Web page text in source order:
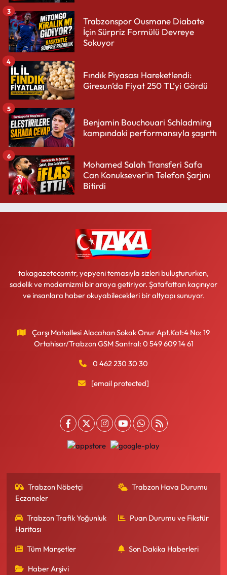
Trabzonspor Ousmane Diabate
İçin Sürpriz Formülü Devreye
Sokuyor
3
Fındık Piyasası Hareketlendi:
Giresun’da Fiyat 250 TL’yi Gördü
4
Benjamin Bouchouari Schladming
kampındaki performansıyla şaşırttı
5
Mohamed Salah Transferi Safa
Can Konuksever’in Telefon Şarjını
Bitirdi
6
takagazetecomtr, yepyeni temasıyla sizleri buluştururken,
sadelik ve modernizmi bir araya getiriyor. Şatafattan kaçınıyor
ve insanlara haber okuyabilecekleri bir altyapı sunuyor.
Çarşı Mahallesi Alacahan Sokak Onur Apt.Kat:4 No: 19
Ortahisar/Trabzon GSM Santral: 0 549 609 14 61
0 462 230 30 30
[email protected]
Trabzon Nöbetçi
Eczaneler
Trabzon Hava Durumu
Trabzon Trafik Yoğunluk
Haritası
Puan Durumu ve Fikstür
Tüm Manşetler Son Dakika Haberleri
Haber Arşivi